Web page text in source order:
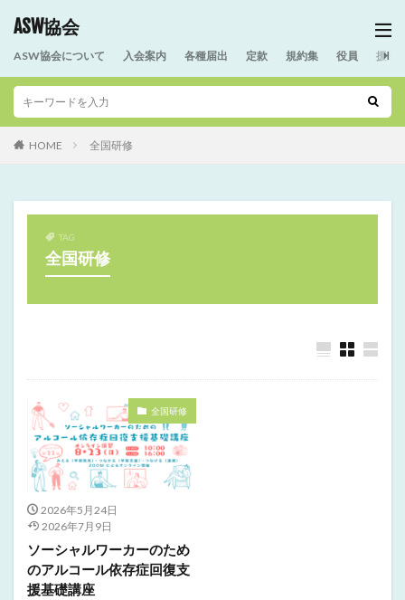
ASW協会
ASW協会について 入会案内 各種届出 定款 規約集 役員 援助
HOME 全国研修
TAG
全国研修
全国研修
2026年5月24日
2026年7月9日
ソーシャルワーカーのため
のアルコール依存症回復支
援基礎講座